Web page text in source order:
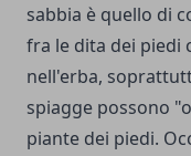
sabbia è quello di
fra le dita dei piedi
nell'erba,
spiagge possono
piante dei piedi.